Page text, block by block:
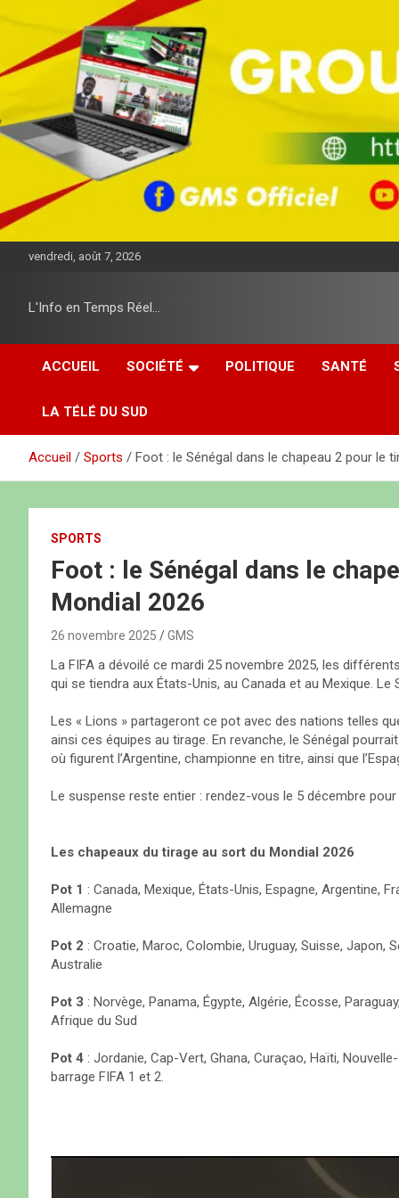
e
u
c
e
n
vendredi, août 7, 2026
L'Info en Temps Réel…
ACCUEIL SOCIÉTÉ POLITIQUE SANTÉ
LA TÉLÉ DU SUD
Accueil Sports Foot : le Sénégal dans le chapeau 2 pour le
SPORTS
Foot : le Sénégal dans le
Mondial 2026
26 novembre 2025 GMS
La FIFA a dévoilé ce mardi 25 novembre 2025, les
qui se tiendra aux États-Unis, au Canada et au Mexique. Le
Les « Lions » partageront ce pot avec des nations telles
ainsi ces équipes au tirage. En revanche, le Sénégal
où figurent l’Argentine, championne en titre, ainsi que
Le suspense reste entier : rendez-vous le 5 décembre
Les chapeaux du tirage au sort du Mondial 2026
Pot 1 : Canada, Mexique, États-Unis, Espagne, Argentine,
Allemagne
Pot 2 : Croatie, Maroc, Colombie, Uruguay, Suisse, Japon,
Australie
Pot 3 : Norvège, Panama, Égypte, Algérie, Écosse,
Afrique du Sud
Pot 4 : Jordanie, Cap-Vert, Ghana, Curaçao, Haïti,
barrage FIFA 1 et 2.